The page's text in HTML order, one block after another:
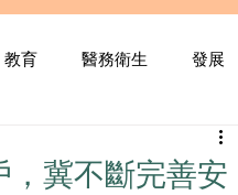
教育 醫務衛生 發展
圓
冀不斷完善安